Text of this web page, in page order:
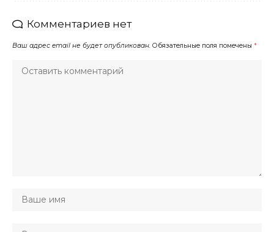
Комментариев нет
Ваш адрес email не будет опубликован. Обязательные поля помечены *